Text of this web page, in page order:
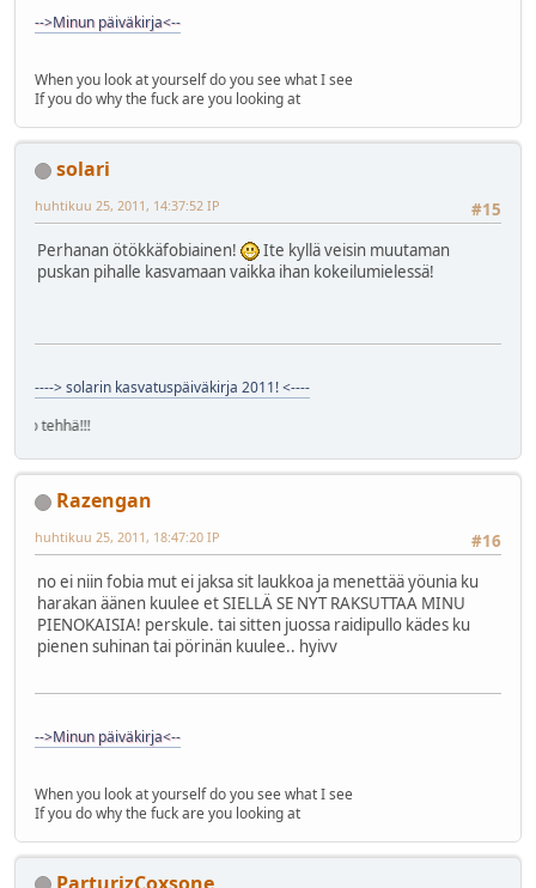
-->Minun päiväkirja<--
When you look at yourself do you see what I see
If you do why the fuck are you looking at
solari
#15
huhtikuu 25, 2011, 14:37:52 IP
Perhanan ötökkäfobiainen!
Ite kyllä veisin muutaman
puskan pihalle kasvamaan vaikka ihan kokeilumielessä!
----> solarin kasvatuspäiväkirja 2011! <----
Razengan
#16
huhtikuu 25, 2011, 18:47:20 IP
no ei niin fobia mut ei jaksa sit laukkoa ja menettää yöunia ku
harakan äänen kuulee et SIELLÄ SE NYT RAKSUTTAA MINU
PIENOKAISIA! perskule. tai sitten juossa raidipullo kädes ku
pienen suhinan tai pörinän kuulee.. hyivv
-->Minun päiväkirja<--
When you look at yourself do you see what I see
If you do why the fuck are you looking at
ParturjzCoxsone